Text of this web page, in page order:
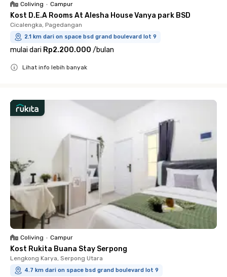
Coliving • Campur
Kost D.E.A Rooms At Alesha House Vanya park BSD
Cicalengka, Pagedangan
2.1 km dari on space bsd grand boulevard lot 9
mulai dari Rp2.200.000 /bulan
Lihat info lebih banyak
Coliving • Campur
Kost Rukita Buana Stay Serpong
Lengkong Karya, Serpong Utara
4.7 km dari on space bsd grand boulevard lot 9